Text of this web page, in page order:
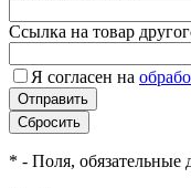
Ссылка на товар
Я согласен на
* - Поля, обязательные